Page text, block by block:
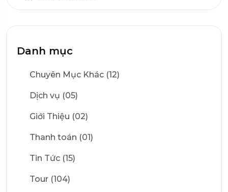
Danh mục
Chuyên Mục Khác (12)
Dịch vụ (05)
Giới Thiệu (02)
Thanh toán (01)
Tin Tức (15)
Tour (104)